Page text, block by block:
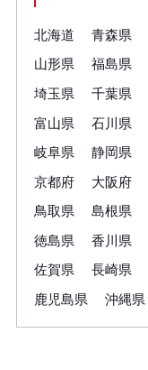
北海道 青森県
山形県
福島県
埼玉県
千葉県
富山県
石川県
岐阜県
静岡県
京都府
大阪府
鳥取県
島根県
徳島県
香川県
佐賀県
長崎県
鹿児島県
沖縄県